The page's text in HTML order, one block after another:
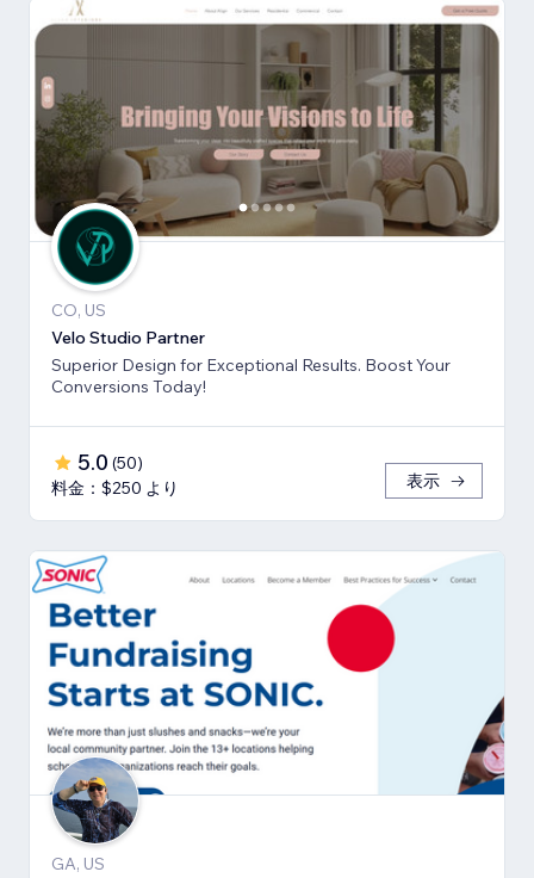
CO, US
Velo Studio Partner
Superior Design for Exceptional Results. Boost Your
Conversions Today!
5.0 (50)
料金：$250 より
表示
GA, US